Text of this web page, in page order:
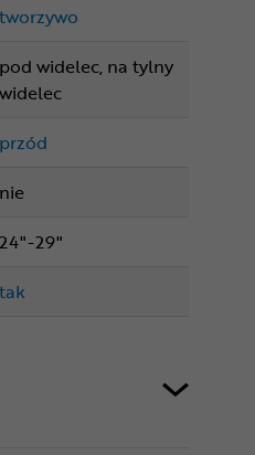
tworzywo
pod widelec, na tylny
widelec
przód
nie
24"-29"
tak